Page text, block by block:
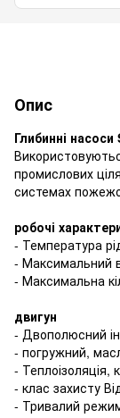
Опис
Глибинні насоси
промислових
системах
робочі
- Температура
- Максимальний
- Максимальна
двигун
- Двополюсний
- погружний,
- Теплоізоляція,
- клас захисту
- Тривалий